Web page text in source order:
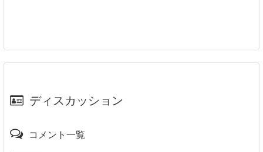
ディスカッション
コメント一覧